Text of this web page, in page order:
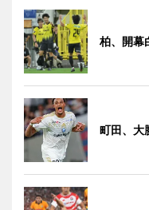
柏、開
町田、